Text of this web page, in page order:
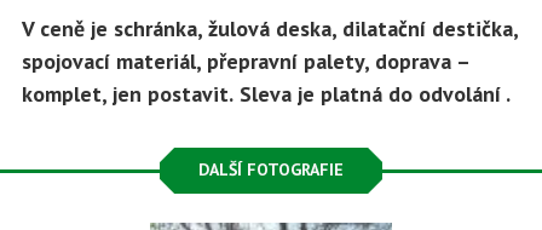
V ceně je schránka, žulová deska, dilatační destička,
spojovací materiál, přepravní palety, doprava –
komplet, jen postavit. Sleva je platná do odvolání .
DALŠÍ FOTOGRAFIE